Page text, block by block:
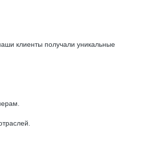
клиенты получали уникальные